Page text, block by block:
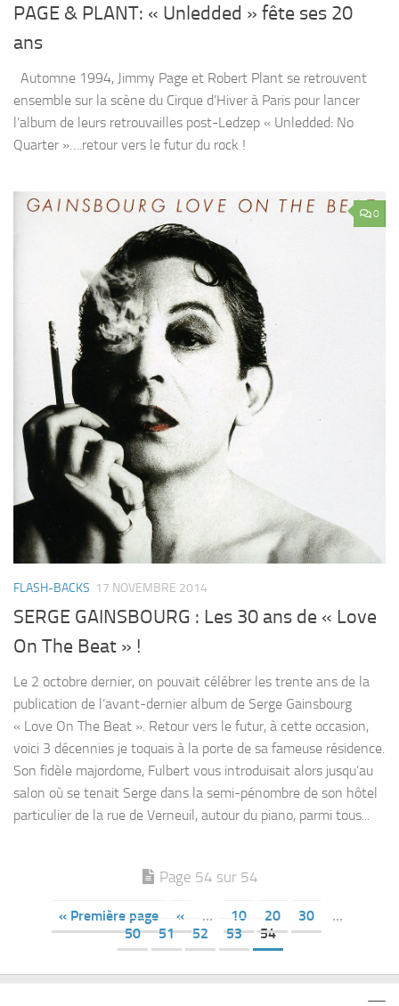
PAGE & PLANT: « Unledded » fête ses 20
ans
Automne 1994, Jimmy Page et Robert Plant se retrouvent
ensemble sur la scène du Cirque d’Hiver à Paris pour lancer
l’album de leurs retrouvailles post-Ledzep « Unledded: No
Quarter »….retour vers le futur du rock !
0
FLASH-BACKS 17 NOVEMBRE 2014
SERGE GAINSBOURG : Les 30 ans de « Love
On The Beat » !
Le 2 octobre dernier, on pouvait célébrer les trente ans de la
publication de l’avant-dernier album de Serge Gainsbourg
« Love On The Beat ». Retour vers le futur, à cette occasion,
voici 3 décennies je toquais à la porte de sa fameuse résidence.
Son fidèle majordome, Fulbert vous introduisait alors jusqu’au
salon où se tenait Serge dans la semi-pénombre de son hôtel
particulier de la rue de Verneuil, autour du piano, parmi tous...
Page 54 sur 54
« Première page « … 10 20 30
…
50
51 52 53 54